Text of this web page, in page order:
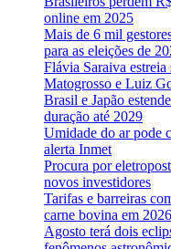
online em 2025
Mais de 6 mil
para as eleições de
Flávia Saraiva
Matogrosso e Luiz
Brasil e Japão
duração até 2029
Umidade do ar pode
alerta Inmet
Procura por
novos investidores
Tarifas e barreiras
carne bovina em 2026
Agosto terá dois